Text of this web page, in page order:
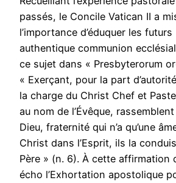
passés, le Concile Vatican II a
l’importance d’éduquer les
authentique communion
ce sujet dans « Presbyterorum
« Exerçant, pour la part
la charge du Christ Chef et
au nom de l’Évêque,
Dieu, fraternité qui n’a qu’une
Christ dans l’Esprit, ils la
Père » (n. 6). À cette affirmation
écho l’Exhortation apostolique